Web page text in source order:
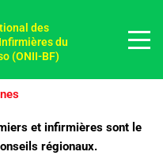
des
du
(ONII-BF)
et infirmières sont le
régionaux.